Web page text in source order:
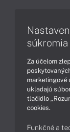
Ako
Podpora a
súkromia
Za účelom
marketingové
ukladajú
tlačidlo
cookies.
Funkčné a